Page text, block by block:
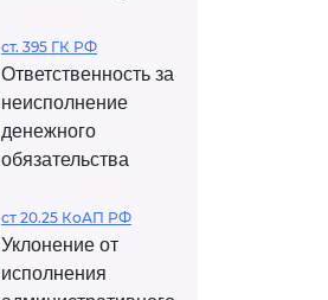
ст. 395 ГК РФ
Ответственность за
неисполнение
денежного
обязательства
ст 20.25 КоАП РФ
Уклонение от
исполнения